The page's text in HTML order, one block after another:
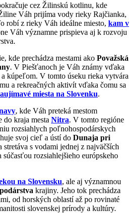
cez Žilinskú kotlinu, kde
Váh prijíma vody rieky Rajčianka,
robí z rieky Váh ideálne miesto, kam v
Váh významne prispieva aj k rozvoju
kde prechádza mestami ako Považská
. V Piešťanoch je Váh známy vďaka
kúpeľom. V tomto úseku rieka vytvára
a rekreačných aktivít vďaka čomu sa
miesta na Slovenku.
, kde Váh preteká mestom
do kraja mesta Nitra. V tomto regióne
rozsiahlych poľnohospodárskych
svoj cieľ a ústí do Dunaja pri
stretáva s vodami jednej z najväčších
súčasťou rozsiahlejšieho európskeho
na Slovensku, ale aj významnou
krajiny. Jeho tok prechádza
od horských oblastí až po rovinaté
slovenskej prírody a kultúry.